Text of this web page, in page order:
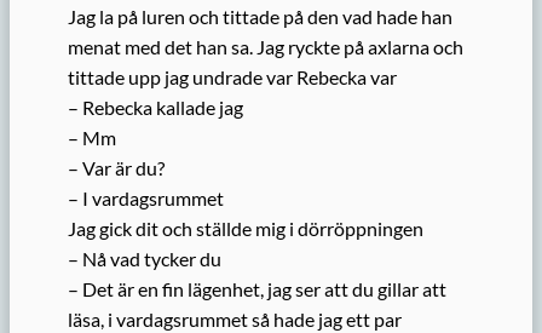
Jag la på luren och tittade på den vad hade han
menat med det han sa. Jag ryckte på axlarna och
tittade upp jag undrade var Rebecka var
– Rebecka kallade jag
– Mm
– Var är du?
– I vardagsrummet
Jag gick dit och ställde mig i dörröppningen
– Nå vad tycker du
– Det är en fin lägenhet, jag ser att du gillar att
läsa, i vardagsrummet så hade jag ett par